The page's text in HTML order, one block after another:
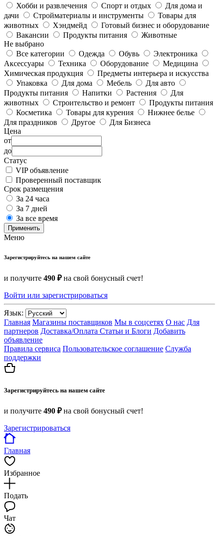
Хобби и развлечения Спорт и отдых
Для дома и
дачи
Стройматериалы и инструменты
Товары для
животных
Хэндмейд
Готовый бизнес и оборудование
Вакансии
Продукты питания
Животные
Не выбрано
Все категории
Одежда Обувь
Электроника
Аксессуары
Техника Оборудование
Медицина
Химическая продукция
Предметы интерьера и искусства
Упаковка
Для дома Мебель
Для авто
Продукты питания
Напитки Растения
Для
животных
Строительство и ремонт
Продукты питания
Косметика
Товары для курения
Нижнее белье
Для праздников
Другое
Для Бизнеса
Цена
от
до
Статус
VIP объявление
Проверенный поставщик
Срок размещения
За 24 часа
За 7 дней
За все время
Применить
Меню
Зарегистрируйтесь на нашем сайте
и получите 490 ₽на свой бонусный счет!
Войти или зарегистрироваться
Язык:
Главная Магазины поставщиков Мы в соцсетях О нас Для
партнеров Доставка/Оплата Статьи и Блоги Добавить
объявление
Правила сервиса Пользовательское соглашение Служба
поддержки
Зарегистрируйтесь на нашем сайте
и получите 490 ₽на свой бонусный счет!
Зарегистрироваться
Главная
Избранное
Подать
Чат